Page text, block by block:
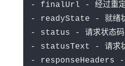
- finalUrl - 经过重定向
- readyState - 就绪
- status - 请求状态码
- statusText - 请求状
- responseHeaders -